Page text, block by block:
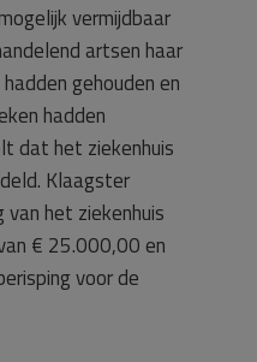
vermijdbaar
artsen haar
gehouden en
hadden
dat het ziekenhuis
Klaagster
het ziekenhuis
€ 25.000,00 en
voor de